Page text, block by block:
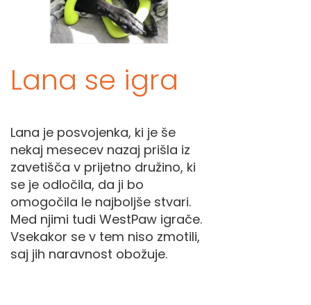
Lana se igra
Lana je posvojenka, ki je še
nekaj mesecev nazaj prišla iz
zavetišča v prijetno družino, ki
se je odločila, da ji bo
omogočila le najboljše stvari.
Med njimi tudi WestPaw igrače.
Vsekakor se v tem niso zmotili,
saj jih naravnost obožuje.